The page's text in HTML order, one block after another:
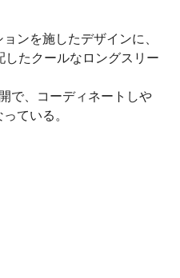
ンを施したデザインに、
たクールなロングスリー
で、コーディネートしや
ている。